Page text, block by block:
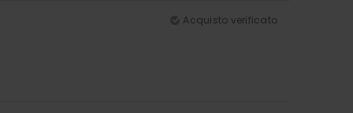
Acquisto verificato